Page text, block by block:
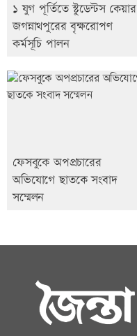
১ যুগ পূর্তিতে স্টুডেন্টস কেয়ার
জগন্নাথপুরের বৃক্ষরোপণ
কর্মসূচি পালন
ফেসবুকে অপপ্রচারের
অভিযোগে ছাতকে সংবাদ
সম্মেলন